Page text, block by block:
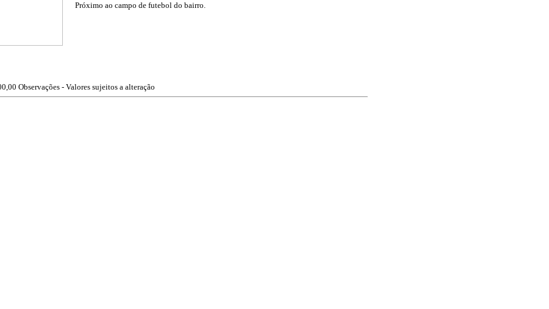
Próximo ao campo de futebol do bairro.
Observações - Valores sujeitos a alteração